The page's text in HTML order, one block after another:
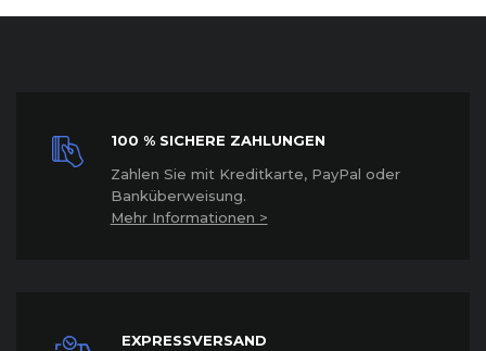
100 % SICHERE ZAHLUNGEN
Zahlen Sie mit Kreditkarte, PayPal oder
Banküberweisung.
Mehr Informationen >
EXPRESSVERSAND